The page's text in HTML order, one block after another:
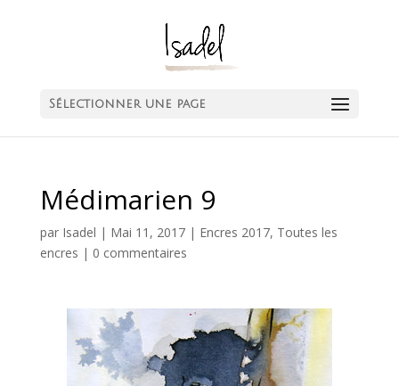
Sélectionner une page
Médimarien 9
par Isadel | Mai 11, 2017| Encres 2017, Toutes les
encres | 0 commentaires